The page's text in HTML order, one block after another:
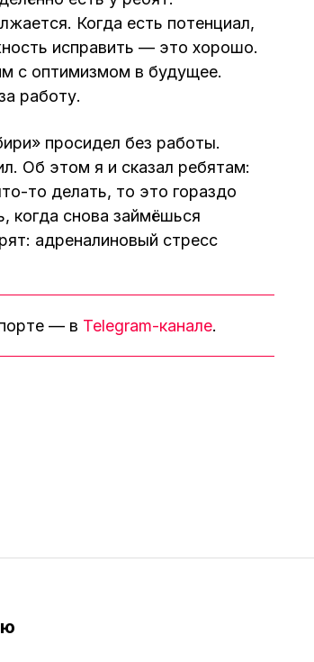
Когда есть потенциал,
исправить — это хорошо.
с оптимизмом в будущее.
работу.
просидел без работы.
Об этом я и сказал ребятам:
то делать, то это гораздо
когда снова займёшься
адреналиновый стресс
— в Telegram-канале.